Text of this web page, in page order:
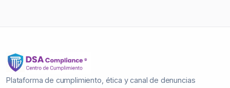
Plataforma de cumplimiento, ética y canal de denuncias